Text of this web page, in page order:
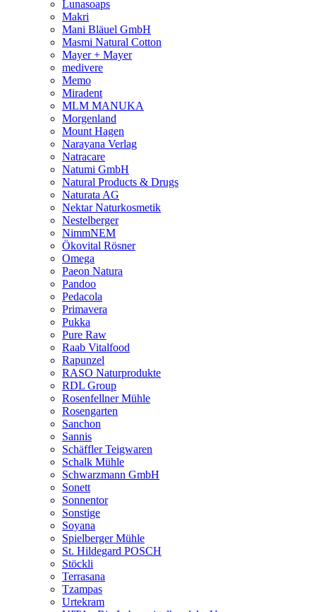
Lunasoaps
Makri
Mani Bläuel GmbH
Masmi Natural Cotton
Mayer + Mayer
medivere
Memo
Miradent
MLM MANUKA
Morgenland
Mount Hagen
Narayana Verlag
Natracare
Natumi GmbH
Natural Products & Drugs
Naturata AG
Nektar Naturkosmetik
Nestelberger
NimmNEM
Ökovital Rösner
Omega
Paeon Natura
Pandoo
Pedacola
Primavera
Pukka
Pure Raw
Raab Vitalfood
Rapunzel
RASO Naturprodukte
RDL Group
Rosenfellner Mühle
Rosengarten
Sanchon
Sannis
Schäffler Teigwaren
Schalk Mühle
Schwarzmann GmbH
Sonett
Sonnentor
Sonstige
Soyana
Spielberger Mühle
St. Hildegard POSCH
Stöckli
Terrasana
Tzampas
Urtekram